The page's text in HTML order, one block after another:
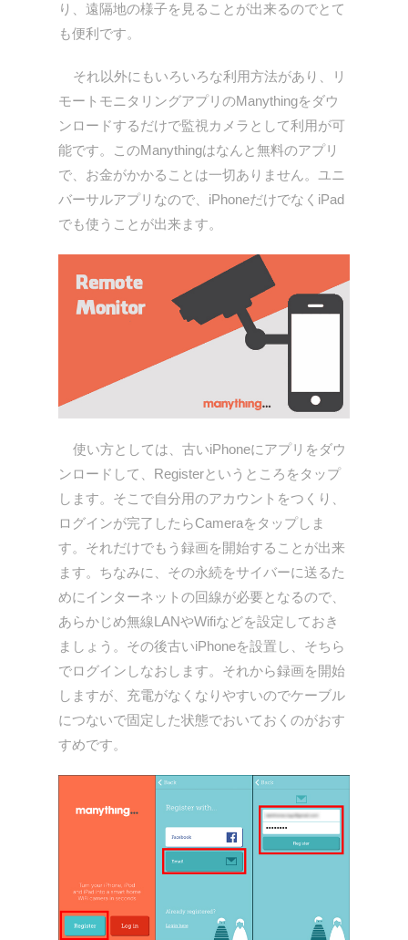
り、遠隔地の様子を見ることが出来るのでとて
も便利です。
それ以外にもいろいろな利用方法があり、リ
モートモニタリングアプリのManythingをダウ
ンロードするだけで監視カメラとして利用が可
能です。このManythingはなんと無料のアプリ
で、お金がかかることは一切ありません。ユニ
バーサルアプリなので、iPhoneだけでなくiPad
でも使うことが出来ます。
使い方としては、古いiPhoneにアプリをダウ
ンロードして、Registerというところをタップ
します。そこで自分用のアカウントをつくり、
ログインが完了したらCameraをタップしま
す。それだけでもう録画を開始することが出来
ます。ちなみに、その永続をサイバーに送るた
めにインターネットの回線が必要となるので、
あらかじめ無線LANやWifiなどを設定しておき
ましょう。その後古いiPhoneを設置し、そちら
でログインしなおします。それから録画を開始
しますが、充電がなくなりやすいのでケーブル
につないで固定した状態でおいておくのがおす
すめです。